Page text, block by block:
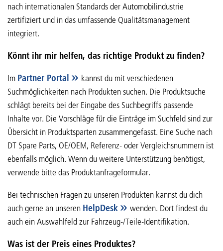
nach internationalen Standards der Automobilindustrie
zertifiziert und in das umfassende Qualitätsmanagement
integriert.
Könnt ihr mir helfen, das richtige Produkt zu finden?
Im Partner Portal
kannst du mit verschiedenen
Suchmöglichkeiten nach Produkten suchen. Die Produktsuche
schlägt bereits bei der Eingabe des Suchbegriffs passende
Inhalte vor. Die Vorschläge für die Einträge im Suchfeld sind zur
Übersicht in Produktsparten zusammengefasst. Eine Suche nach
DT Spare Parts, OE/OEM, Referenz- oder Vergleichsnummern ist
ebenfalls möglich. Wenn du weitere Unterstützung benötigst,
verwende bitte das Produktanfrageformular.
Bei technischen Fragen zu unseren Produkten kannst du dich
auch gerne an unseren HelpDesk
wenden. Dort findest du
auch ein Auswahlfeld zur Fahrzeug-/Teile-Identifikation.
Was ist der Preis eines Produktes?